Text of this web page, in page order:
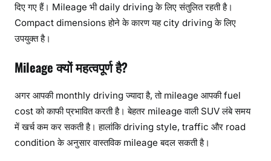
दिए गए हैं। Mileage भी daily driving के लिए संतुलित रहती है।
Compact dimensions होने के कारण यह city driving के लिए
उपयुक्त है।
Mileage क्यों महत्वपूर्ण है?
अगर आपकी monthly driving ज्यादा है, तो mileage आपकी fuel
cost को काफी प्रभावित करती है। बेहतर mileage वाली SUV लंबे समय
में खर्च कम कर सकती है। हालांकि driving style, traffic और road
condition के अनुसार वास्तविक mileage बदल सकती है।